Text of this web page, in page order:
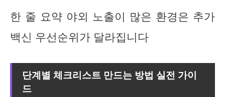
한 줄 요약 야외 노출이 많은 환경은 추가
백신 우선순위가 달라집니다
단계별 체크리스트 만드는 방법 실전 가이
드